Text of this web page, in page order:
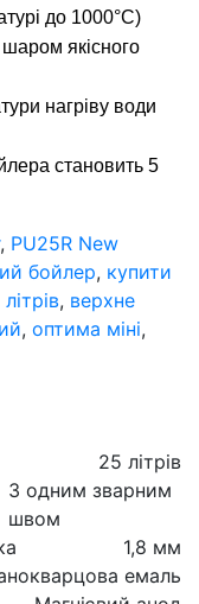
до 1000°C)
шаром якісного
нагріву води
становить 5
, PU25R New
бойлер, купити
, верхне
, оптима міні,
25 літрів
З одним зварним
швом
1,8 мм
емаль